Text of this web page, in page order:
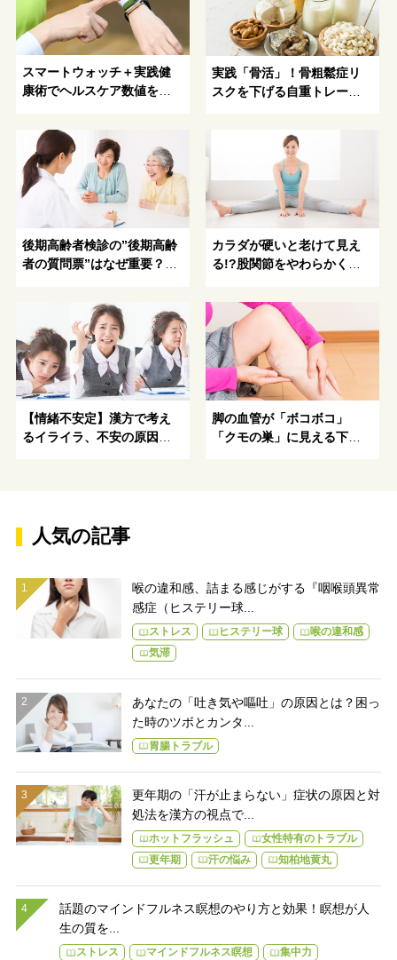
スマートウォッチ＋実践健
康術でヘルスケア数値を改
実践「骨活」！骨粗鬆症リ
スクを下げる自重トレーニ
後期高齢者検診の”後期高齢
者の質問票”はなぜ重要？質
カラダが硬いと老けて見え
る!?股関節をやわらかく保
【情緒不安定】漢方で考え
るイライラ、不安の原因と
脚の血管が「ボコボコ」
「クモの巣」に見える下肢
人気の記事
喉の違和感、詰まる感じがする『咽喉頭異常
感症（ヒステリー球...
ストレス ヒステリー球
喉の違和感
気滞
あなたの「吐き気や嘔吐」の原因とは？困っ
た時のツボとカンタ...
胃腸トラブル
更年期の「汗が止まらない」症状の原因と対
処法を漢方の視点で...
ホットフラッシュ
女性特有のトラブル
更年期
汗の悩み 知柏地黄丸
話題のマインドフルネス瞑想のやり方と効果！瞑想が人
生の質を...
ストレス マインドフルネス瞑想 集中力